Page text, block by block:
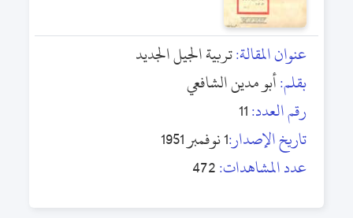
عنوان المقالة:تربية الجيل الجديد
بقلم:أبو مدين الشافعي
رقم العدد:11
تاريخ الإصدار:1 نوفمبر 1951
عدد المشاهدات:472